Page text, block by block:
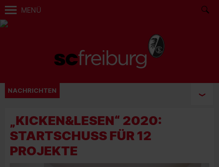
MENÜ
NACHRICHTEN
„KICKEN&LESEN“ 2020:
STARTSCHUSS FÜR 12
PROJEKTE